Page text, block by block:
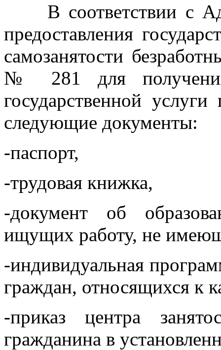
В соответствии с
предоставления
самозанятости
№ 281 для получения
государственной
следующие документы:
-паспорт,
-трудовая книжка,
-документ об
ищущих работу, не
-индивидуальная
граждан, относящихся к
-приказ центра
гражданина в